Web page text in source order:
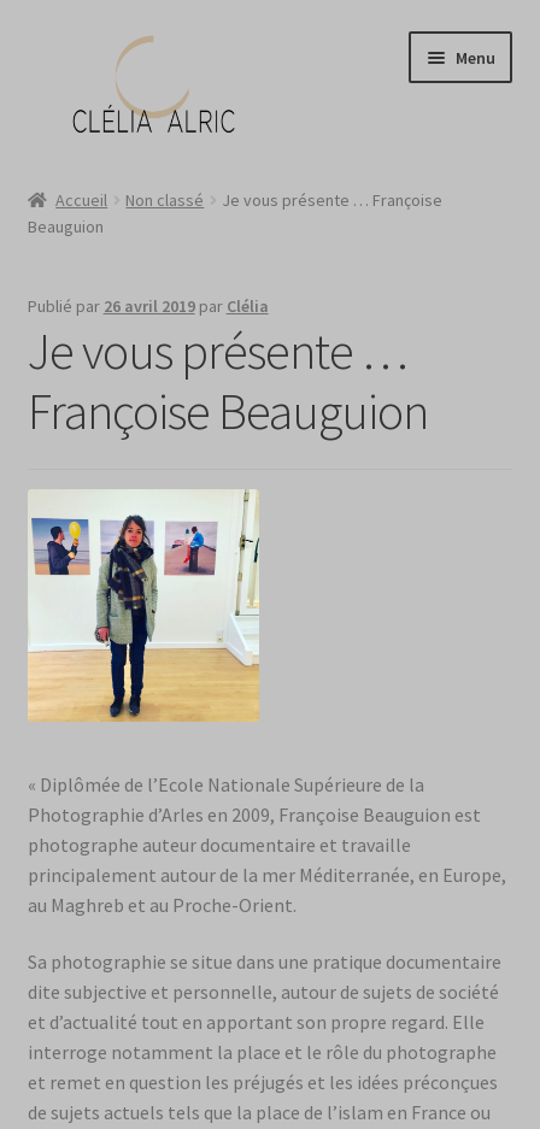
navigation
contenu
Menu
Boutique
Portraits ?
News
Contact
Accueil Non classé
Je vous présente … Françoise
Beauguion
Publié par 26 avril 2019 par Clélia
Je vous présente …
Françoise Beauguion
« Diplômée de l’Ecole Nationale Supérieure de la
Photographie d’Arles en 2009, Françoise Beauguion est
photographe auteur documentaire et travaille
principalement autour de la mer Méditerranée, en Europe,
au Maghreb et au Proche-Orient.
Sa photographie se situe dans une pratique documentaire
dite subjective et personnelle, autour de sujets de société
et d’actualité tout en apportant son propre regard. Elle
interroge notamment la place et le rôle du photographe
et remet en question les préjugés et les idées préconçues
de sujets actuels tels que la place de l’islam en France ou